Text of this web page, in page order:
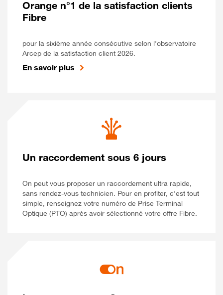
Orange n°1 de la satisfaction clients
Fibre
pour la sixième année consécutive selon l’observatoire
Arcep de la satisfaction client 2026.
En savoir plus
Un raccordement sous 6 jours
On peut vous proposer un raccordement ultra rapide,
sans rendez-vous technicien. Pour en profiter, c’est tout
simple, renseignez votre numéro de Prise Terminal
Optique (PTO) après avoir sélectionné votre offre Fibre.